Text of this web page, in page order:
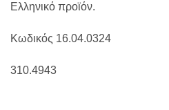
Ελληνικό προϊόν.
Κωδικός 16.04.0324
310.4943